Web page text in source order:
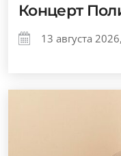
Концерт
13 августа